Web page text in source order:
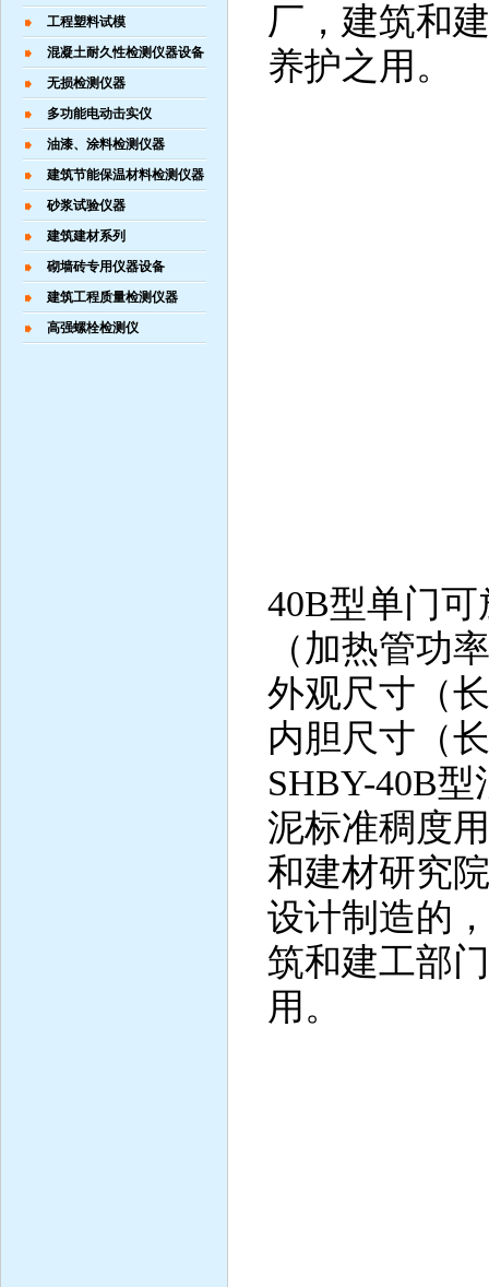
工程塑料试模
混凝土耐久性检测仪器设备
无损检测仪器
多功能电动击实仪
油漆、涂料检测仪器
建筑节能保温材料检测仪器
砂浆试验仪器
建筑建材系列
砌墙砖专用仪器设备
建筑工程质量检测仪器
高强螺栓检测仪
厂，建筑和
养护之用。
40B型单门可
（加热管功
外观尺寸（
内胆尺寸（
SHBY-40B
泥标准稠度
和建材研究
设计制造的
筑和建工部
用。